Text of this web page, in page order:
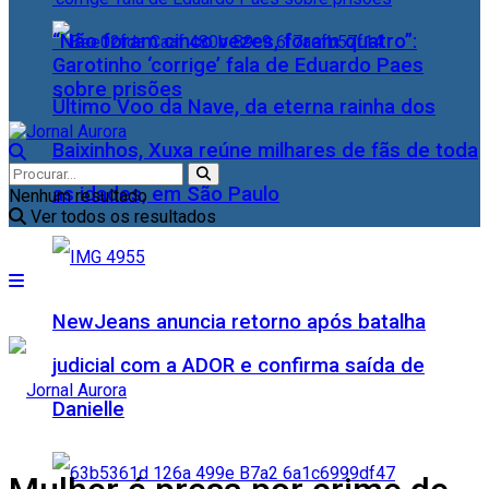
Último Voo da Nave, da eterna rainha dos
Baixinhos, Xuxa reúne milhares de fãs de toda
as idades, em São Paulo
NewJeans anuncia retorno após batalha
judicial com a ADOR e confirma saída de
Danielle
“Não foram cinco vezes, foram quatro”:
Garotinho ‘corrige’ fala de Eduardo Paes
sobre prisões
Nenhum resultado
Ver todos os resultados